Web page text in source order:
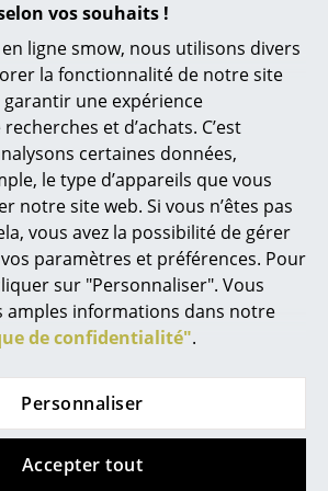
vos souhaits !
ligne smow, nous utilisons divers
la fonctionnalité de notre site
une expérience
et d’achats. C’est
certaines données,
le type d’appareils que vous
notre site web. Si vous n’êtes pas
vous avez la possibilité de gérer
paramètres et préférences. Pour
sur "Personnaliser". Vous
amples informations dans notre
de confidentialité".
Personnaliser
Accepter tout
rangements
Plafonniers
Liseuses
clin d’oeil
USM
vers l’Allemagne